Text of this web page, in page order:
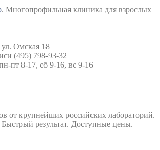
. Многопрофильная клиника для взрослых
Омская 18
(495) 798-93-32
пт 8-17, сб 9-16, вс 9-16
от крупнейших российских лабораторий.
результат. Доступные цены.